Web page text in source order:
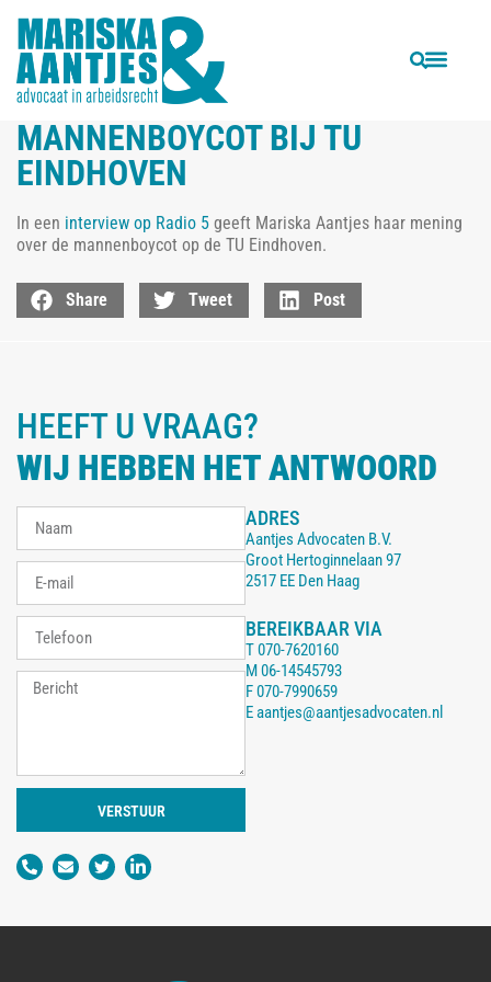
VORIGE VOLGENDE
MANNENBOYCOT BIJ TU
EINDHOVEN
In een interview op Radio 5 geeft Mariska Aantjes haar mening
over de mannenboycot op de TU Eindhoven.
Share Tweet Post
HEEFT U VRAAG?
WIJ HEBBEN HET ANTWOORD
VERSTUUR
ADRES
Aantjes Advocaten B.V.
Groot Hertoginnelaan 97
2517 EE Den Haag
BEREIKBAAR VIA
T070-7620160
M06-14545793
F070-7990659
Eaantjes@aantjesadvocaten.nl